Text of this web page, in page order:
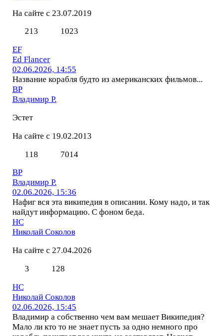
На сайте с 23.07.2019
213
1023
EF
Ed Flancer
02.06.2026, 14:55
Название корабля будто из американских фильмов...
ВР
Владимир Р.
Эстет
На сайте с 19.02.2013
118
7014
ВР
Владимир Р.
02.06.2026, 15:36
Нафиг вся эта википедия в описании. Кому надо, и так
найдут информацию. С фоном беда.
НС
Николай Соколов
На сайте с 27.04.2026
3
128
НС
Николай Соколов
02.06.2026, 15:45
Владимир а собственно чем вам мешает Википедия?
Мало ли кто то не знает пусть за одно немного про